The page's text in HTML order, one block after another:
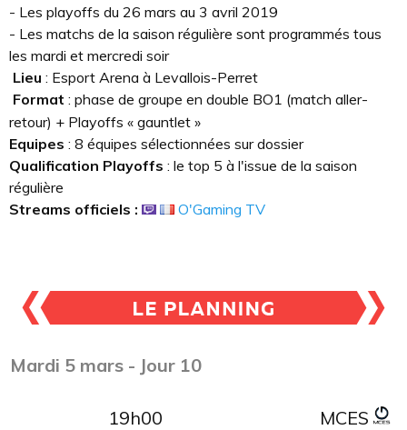
- Les playoffs du 26 mars au 3 avril 2019
- Les matchs de la saison régulière sont programmés tous
les mardi et mercredi soir
Lieu : Esport Arena à Levallois-Perret
Format : phase de groupe en double BO1 (match aller-
retour) + Playoffs « gauntlet »
Equipes : 8 équipes sélectionnées sur dossier
Qualification Playoffs : le top 5 à l'issue de la saison
régulière
Streams officiels :
O'Gaming TV
Mardi 5 mars - Jour 10
19h00 MCES